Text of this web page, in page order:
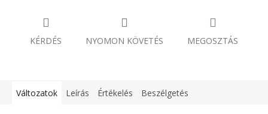
KÉRDÉS NYOMON KÖVETÉS MEGOSZTÁS
Változatok Leírás Értékelés Beszélgetés